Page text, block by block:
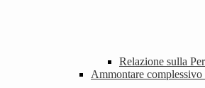
Relazione sulla
Ammontare complessivo